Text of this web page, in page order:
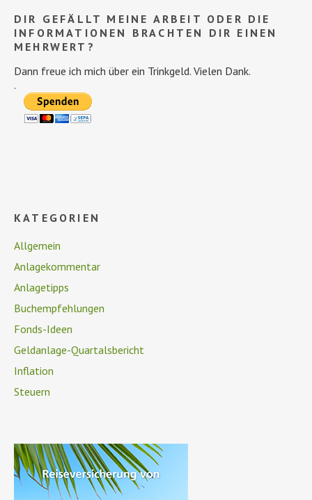
DIR GEFÄLLT MEINE ARBEIT ODER DIE
INFORMATIONEN BRACHTEN DIR EINEN
MEHRWERT?
Dann freue ich mich über ein Trinkgeld. Vielen Dank.
.
KATEGORIEN
Allgemein
Anlagekommentar
Anlagetipps
Buchempfehlungen
Fonds-Ideen
Geldanlage-Quartalsbericht
Inflation
Steuern